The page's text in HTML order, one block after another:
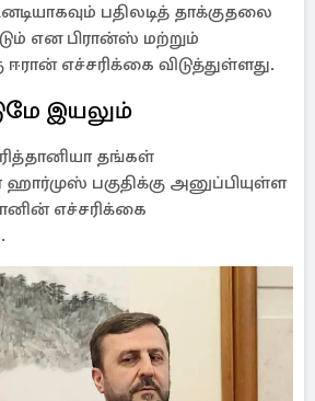
பதிலடித் தாக்குதலை
என பிரான்ஸ் மற்றும்
ஈரான் எச்சரிக்கை விடுத்துள்ளது.
இயலும்
தங்கள்
பகுதிக்கு அனுப்பியுள்ள
எச்சரிக்கை